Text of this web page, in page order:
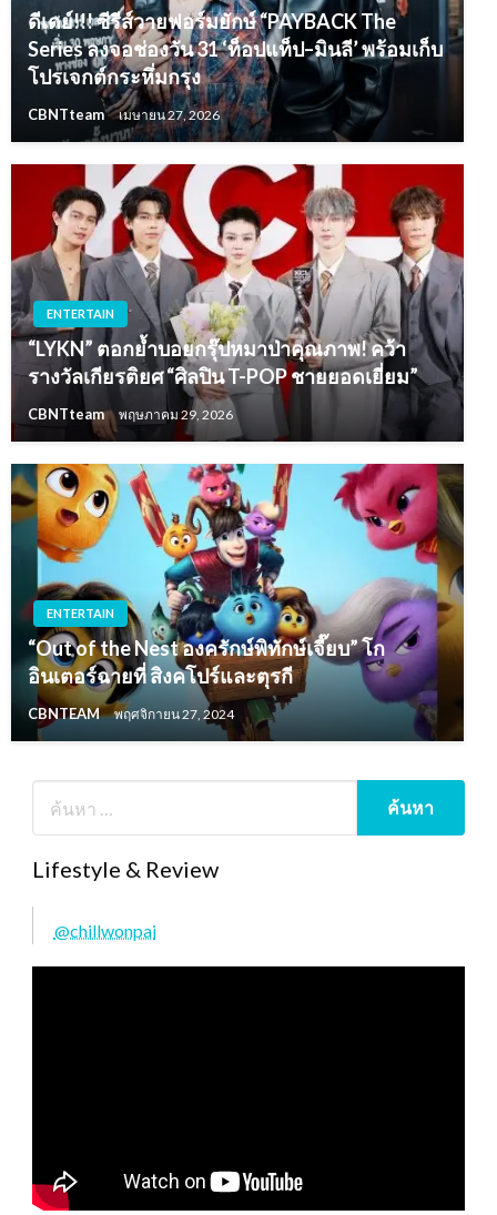
ดีเดย์!!! ซีรีส์วายฟอร์มยักษ์ “PAYBACK The
Series ลงจอช่องวัน 31 ‘ท็อปแท็ป–มินลี’ พร้อมเก็บ
โปรเจกต์กระหึ่มกรุง
CBNTteam เมษายน 27, 2026
ENTERTAIN
“LYKN” ตอกย้ำบอยกรุ๊ปหมาป่าคุณภาพ! คว้า
รางวัลเกียรติยศ “ศิลปิน T-POP ชายยอดเยี่ยม”
CBNTteam พฤษภาคม 29, 2026
ENTERTAIN
“Out of the Nest องครักษ์พิทักษ์เจี๊ยบ” โก
อินเตอร์ฉายที่ สิงคโปร์และตุรกี
CBNTEAM พฤศจิกายน 27, 2024
Lifestyle & Review
@chillwonpai